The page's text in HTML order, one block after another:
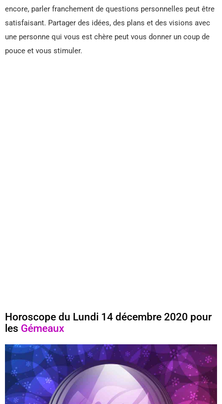
encore, parler franchement de questions personnelles peut être
satisfaisant. Partager des idées, des plans et des visions avec
une personne qui vous est chère peut vous donner un coup de
pouce et vous stimuler.
Horoscope du Lundi 14 décembre 2020 pour
les Gémeaux